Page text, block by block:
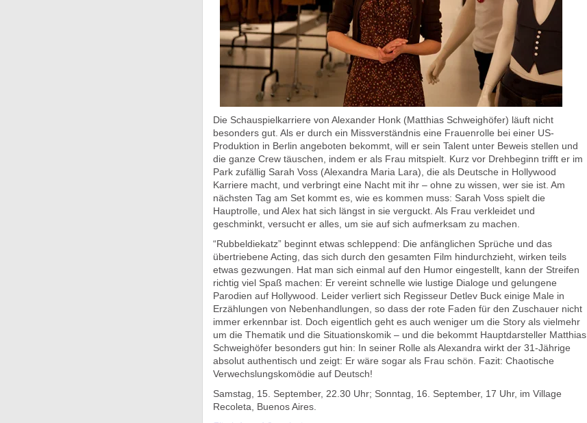
Die Schauspielkarriere von Alexander Honk (Matthias Schweighöfer) läuft nicht
besonders gut. Als er durch ein Missverständnis eine Frauenrolle bei einer US-
Produktion in Berlin angeboten bekommt, will er sein Talent unter Beweis stellen und
die ganze Crew täuschen, indem er als Frau mitspielt. Kurz vor Drehbeginn trifft er im
Park zufällig Sarah Voss (Alexandra Maria Lara), die als Deutsche in Hollywood
Karriere macht, und verbringt eine Nacht mit ihr – ohne zu wissen, wer sie ist. Am
nächsten Tag am Set kommt es, wie es kommen muss: Sarah Voss spielt die
Hauptrolle, und Alex hat sich längst in sie verguckt. Als Frau verkleidet und
geschminkt, versucht er alles, um sie auf sich aufmerksam zu machen.
“Rubbeldiekatz” beginnt etwas schleppend: Die anfänglichen Sprüche und das
übertriebene Acting, das sich durch den gesamten Film hindurchzieht, wirken teils
etwas gezwungen. Hat man sich einmal auf den Humor eingestellt, kann der Streifen
richtig viel Spaß machen: Er vereint schnelle wie lustige Dialoge und gelungene
Parodien auf Hollywood. Leider verliert sich Regisseur Detlev Buck einige Male in
Erzählungen von Nebenhandlungen, so dass der rote Faden für den Zuschauer nicht
immer erkennbar ist. Doch eigentlich geht es auch weniger um die Story als vielmehr
um die Thematik und die Situationskomik – und die bekommt Hauptdarsteller Matthias
Schweighöfer besonders gut hin: In seiner Rolle als Alexandra wirkt der 31-Jährige
absolut authentisch und zeigt: Er wäre sogar als Frau schön. Fazit: Chaotische
Verwechslungskomödie auf Deutsch!
Samstag, 15. September, 22.30 Uhr; Sonntag, 16. September, 17 Uhr, im Village
Recoleta, Buenos Aires.